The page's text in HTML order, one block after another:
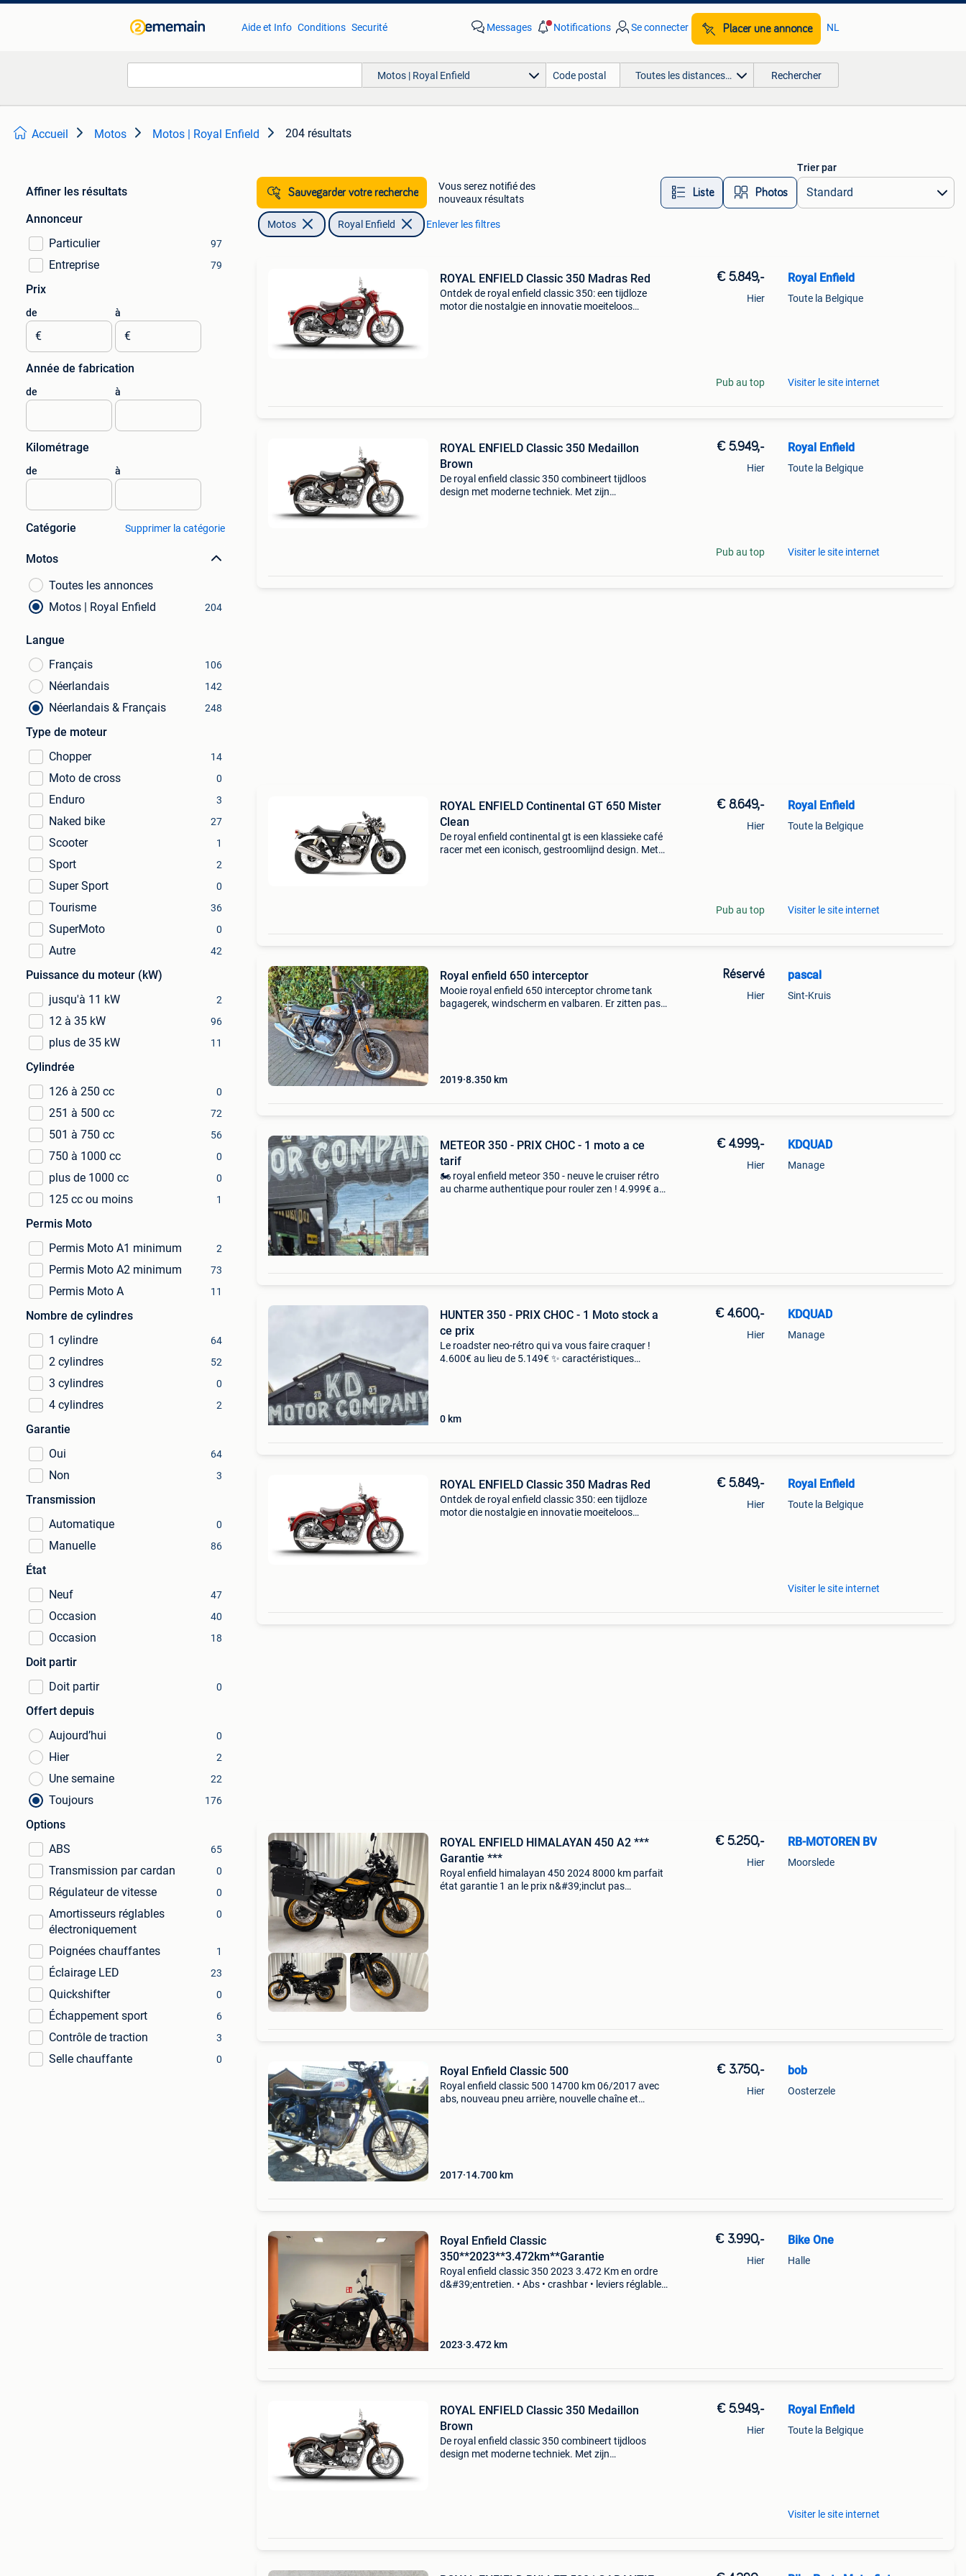
Aide et Info Conditions Securité Messages Notifications Se connecter Placer une annonce NL
Motos | Royal Enfield Toutes les distances… Rechercher
Accueil Motos Motos | Royal Enfield 204 résultats
Affiner les résultats
Annonceur
Particulier
97
Entreprise 79
Prix
de
€
à
€
Année de fabrication
de à
Kilométrage
de à
Catégorie Supprimer la catégorie
Motos
Toutes les annonces
Motos | Royal Enfield
204
Langue
Français
106
Néerlandais 142
Néerlandais & Français 248
Type de moteur
Chopper
14
Moto de cross 0
Enduro 3
Naked bike 27
Scooter 1
Sport 2
Super Sport 0
Tourisme 36
SuperMoto 0
Autre 42
Puissance du moteur (kW)
jusqu'à 11 kW
2
12 à 35 kW 96
plus de 35 kW 11
Cylindrée
126 à 250 cc
0
251 à 500 cc 72
501 à 750 cc 56
750 à 1000 cc 0
plus de 1000 cc 0
125 cc ou moins 1
Permis Moto
Permis Moto A1 minimum
2
Permis Moto A2 minimum 73
Permis Moto A 11
Nombre de cylindres
1 cylindre
64
2 cylindres 52
3 cylindres 0
4 cylindres 2
Garantie
Oui
64
Non 3
Transmission
Automatique
0
Manuelle 86
État
Neuf
47
Occasion 40
Occasion 18
Doit partir
Doit partir
0
Offert depuis
Aujourd’hui
0
Hier 2
Une semaine 22
Toujours 176
Options
ABS
65
Transmission par cardan 0
Régulateur de vitesse 0
Amortisseurs réglables
électroniquement
0
Poignées chauffantes 1
Éclairage LED 23
Quickshifter 0
Échappement sport 6
Contrôle de traction 3
Selle chauffante 0
Sauvegarder votre recherche
Vous serez notifié des
nouveaux résultats
Liste Photos
Trier par
Motos Royal Enfield Enlever les filtres
ROYAL ENFIELD Classic 350 Madras Red
Ontdek de royal enfield classic 350: een tijdloze
motor die nostalgie en innovatie moeiteloos
€ 5.849,-
Hier
Pub au top
Royal Enfield
Toute la Belgique
Visiter le site internet
ROYAL ENFIELD Classic 350 Medaillon
Brown
De royal enfield classic 350 combineert tijdloos
design met moderne techniek. Met zijn
€ 5.949,-
Hier
Pub au top
Royal Enfield
Toute la Belgique
Visiter le site internet
ROYAL ENFIELD Continental GT 650 Mister
Clean
De royal enfield continental gt is een klassieke café
racer met een iconisch, gestroomlijnd design. Met
€ 8.649,-
Hier
Pub au top
Royal Enfield
Toute la Belgique
Visiter le site internet
Royal enfield 650 interceptor
Mooie royal enfield 650 interceptor chrome tank
bagagerek, windscherm en valbaren. Er zitten pas
2019 8.350 km
Réservé
Hier
pascal
Sint-Kruis
METEOR 350 - PRIX CHOC - 1 moto a ce
tarif
🏍️ royal enfield meteor 350 - neuve le cruiser rétro
au charme authentique pour rouler zen ! 4.999€ au
€ 4.999,-
Hier
KDQUAD
Manage
HUNTER 350 - PRIX CHOC - 1 Moto stock a
ce prix
Le roadster neo-rétro qui va vous faire craquer !
4.600€ au lieu de 5.149€ ✨ caractéristiques
0 km
€ 4.600,-
Hier
KDQUAD
Manage
ROYAL ENFIELD Classic 350 Madras Red
Ontdek de royal enfield classic 350: een tijdloze
motor die nostalgie en innovatie moeiteloos
€ 5.849,-
Hier
Royal Enfield
Toute la Belgique
Visiter le site internet
ROYAL ENFIELD HIMALAYAN 450 A2 ***
Garantie ***
Royal enfield himalayan 450 2024 8000 km parfait
état garantie 1 an le prix n&#39;inclut pas
€ 5.250,-
Hier
RB-MOTOREN BV
Moorslede
Royal Enfield Classic 500
Royal enfield classic 500 14700 km 06/2017 avec
abs, nouveau pneu arrière, nouvelle chaîne et
2017 14.700 km
€ 3.750,-
Hier
bob
Oosterzele
Royal Enfield Classic
350**2023**3.472km**Garantie
Royal enfield classic 350 2023 3.472 Km en ordre
d&#39;entretien. • Abs • crashbar • leviers réglables
2023 3.472 km
€ 3.990,-
Hier
Bike One
Halle
ROYAL ENFIELD Classic 350 Medaillon
Brown
De royal enfield classic 350 combineert tijdloos
design met moderne techniek. Met zijn
€ 5.949,-
Hier
Royal Enfield
Toute la Belgique
Visiter le site internet